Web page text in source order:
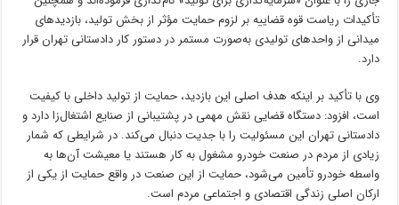
تأکیدات ریاست قوه قضاییه بر لزوم حمایت مؤثر از بخش تولید، بازدیدهای
میدانی از واحدهای تولیدی به‌صورت مستمر در دستور کار دادستانی تهران قرار
دارد.
وی با تأکید بر اینکه هدف اصلی این بازدید، حمایت از تولید داخلی با کیفیت
است، افزود: دستگاه قضایی نقش مهمی در پشتیبانی از صنایع اشتغال‌زا دارد و
دادستانی تهران این مسئولیت را با جدیت دنبال می‌کند. در شرایطی که شمار
زیادی از مردم در صنعت خودرو مشغول به کار هستند یا معیشت آن‌ها به
واسطه خودرو تأمین می‌شود، حمایت از این صنعت در واقع حمایت از یکی از
ارکان اصلی زندگی اقتصادی و اجتماعی مردم است.